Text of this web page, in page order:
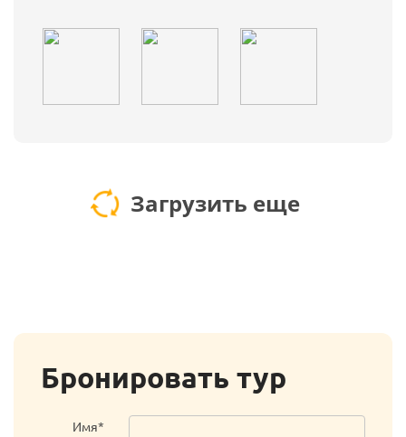
Загрузить еще
Бронировать тур
Имя*